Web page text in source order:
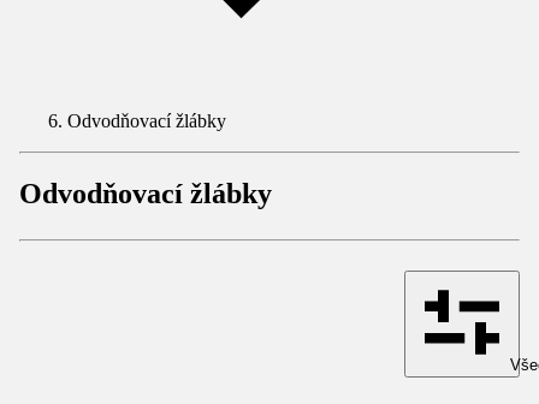
Odvodňovací žlábky
Odvodňovací žlábky